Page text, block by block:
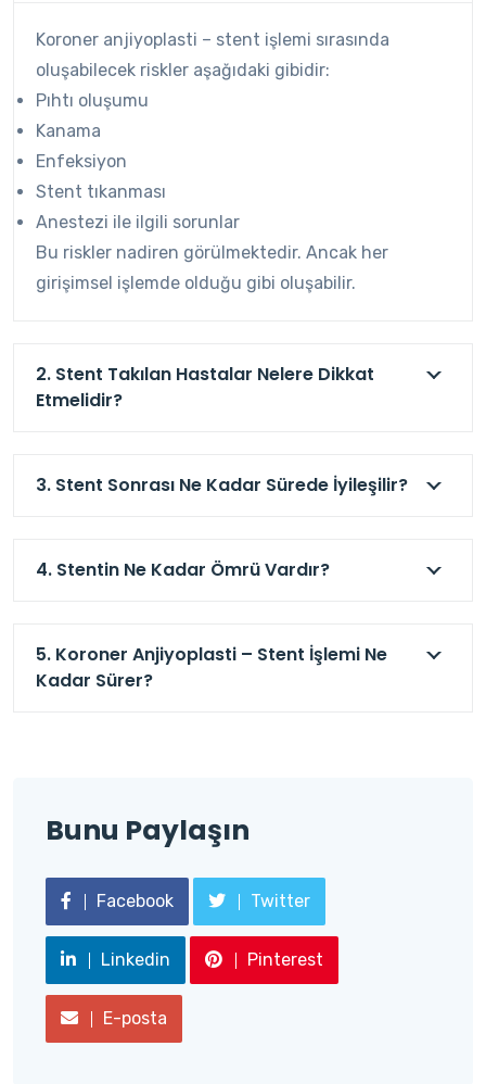
Koroner anjiyoplasti – stent işlemi sırasında
oluşabilecek riskler aşağıdaki gibidir:
Pıhtı oluşumu
Kanama
Enfeksiyon
Stent tıkanması
Anestezi ile ilgili sorunlar
Bu riskler nadiren görülmektedir. Ancak her
girişimsel işlemde olduğu gibi oluşabilir.
2. Stent Takılan Hastalar Nelere Dikkat
Etmelidir?
3. Stent Sonrası Ne Kadar Sürede İyileşilir?
4. Stentin Ne Kadar Ömrü Vardır?
5. Koroner Anjiyoplasti – Stent İşlemi Ne
Kadar Sürer?
Bunu Paylaşın
Facebook Twitter
Linkedin Pinterest
E-posta